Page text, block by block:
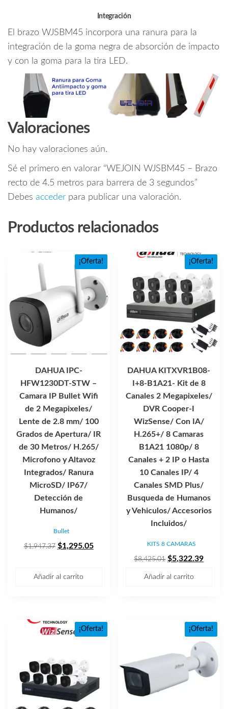
Integración
El brazo WJSBM45 incorpora una ranura para la
integración de la goma negra de absorción de impacto
y con la goma para la tira LED.
Valoraciones
No hay valoraciones aún.
Sé el primero en valorar “WEJOIN WJSBM45 – Brazo
recto de 4.5 metros para barrera de 3 segundos”
Debes acceder para publicar una valoración.
Productos relacionados
¡Oferta!
DAHUA IPC-
HFW1230DT-STW –
Camara IP Bullet Wifi
de 2 Megapixeles/
Lente de 2.8 mm/ 100
Grados de Apertura/ IR
de 30 Metros/ H.265/
Microfono y Altavoz
Integrados/ Ranura
MicroSD/ IP67/
Detección de
Humanos/
Bullet
$1,947.37 El
$1,295.05El
Añadir al carrito
¡Oferta!
DAHUA KITXVR1B08-
I+8-B1A21- Kit de 8
Canales 2 Megapixeles/
DVR Cooper-I
WizSense/ Con IA/
H.265+/ 8 Camaras
B1A21 1080p/ 8
Canales + 2 IP o Hasta
10 Canales IP/ 4
Canales SMD Plus/
Busqueda de Humanos
y Vehiculos/ Accesorios
Incluidos/
KITS 8 CAMARAS
$8,425.01 El
$5,322.39El
Añadir al carrito
¡Oferta! ¡Oferta!